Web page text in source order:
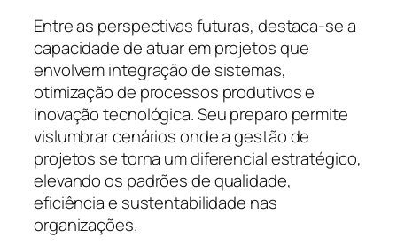
Entre as perspectivas futuras, destaca-se a
capacidade de atuar em projetos que
envolvem integração de sistemas,
otimização de processos produtivos e
inovação tecnológica. Seu preparo permite
vislumbrar cenários onde a gestão de
projetos se torna um diferencial estratégico,
elevando os padrões de qualidade,
eficiência e sustentabilidade nas
organizações.